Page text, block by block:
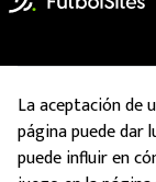
La aceptación de
página puede dar
puede influir en